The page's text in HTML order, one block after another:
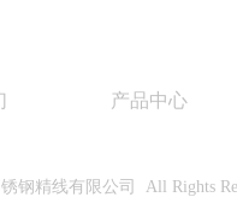
产品中心
钢精线有限公司 All Rights